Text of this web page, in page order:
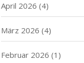
April 2026 (4)
März 2026 (4)
Februar 2026 (1)